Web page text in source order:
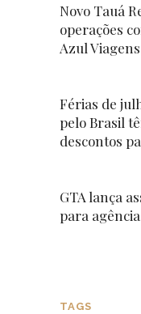
Novo Tauá
operações
Azul Viagens
Férias de
pelo Brasil
descontos
GTA lança
para
TAGS